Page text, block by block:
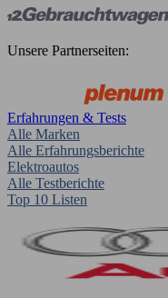
Unsere Partnerseiten:
Erfahrungen & Tests
Alle Marken
Alle Erfahrungsberichte
Elektroautos
Alle Testberichte
Top 10 Listen